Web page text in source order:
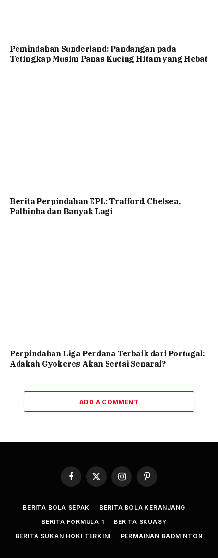
Pemindahan Sunderland: Pandangan pada
Tetingkap Musim Panas Kucing Hitam yang Hebat
Berita Perpindahan EPL: Trafford, Chelsea,
Palhinha dan Banyak Lagi
Perpindahan Liga Perdana Terbaik dari Portugal:
Adakah Gyokeres Akan Sertai Senarai?
ADD A COMMENT
Facebook
X
InstagramPinterest
BERITA BOLA SEPAK
BERITA BOLA KERANJANG
BERITA FORMULA 1
BERITA SKUASY
BERITA SUKAN HOKI TERKINI
PERMAINAN BADMINTON